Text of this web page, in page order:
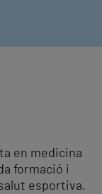
en medicina
formació i
esportiva.